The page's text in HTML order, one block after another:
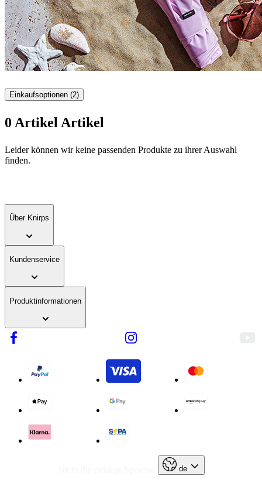
Einkaufsoptionen (2)
0 Artikel Artikel
Zur
Produktliste
Leider können wir keine passenden Produkte zu ihrer Auswahl
finden.
Über Knirps
Kundenservice
Produktinformationen
de